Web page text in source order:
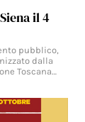
il 4
pubblico,
dalla
Toscana…